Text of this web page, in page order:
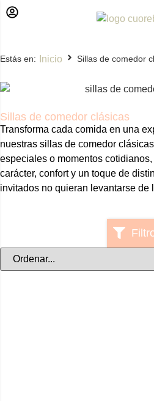
Estás en: Inicio Sillas de comedor
Sillas de comedor clásicas
Transforma cada comida en una
nuestras sillas de comedor
especiales o momentos
carácter, confort y un toque de
invitados no quieran levantarse de